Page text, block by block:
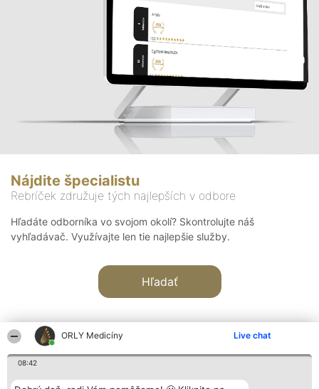
ORLY Medicíny Live chat
08:42
Nájdite špecialistu
Rebríček združuje tých najlepších v odbore
Hľadáte odborníka vo svojom okolí? Skontrolujte náš
vyhľadávač. Využívajte len tie najlepšie služby.
Hľadať
Organizátor hodnotenia Hodnotenie Kontakt